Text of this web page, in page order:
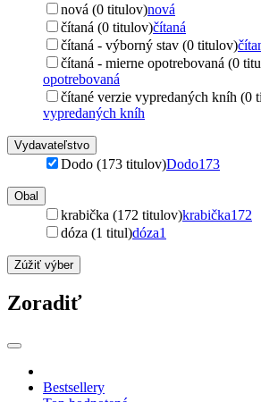
nová (0 titulov)nová
čítaná (0 titulov)čítaná
čítaná - výborný stav (0 titulov)
čítaná - mierne opotrebovaná (0
opotrebovaná
čítané verzie vypredaných kníh (0
vypredaných kníh
Vydavateľstvo
Dodo (173 titulov)Dodo173
Obal
krabička (172 titulov)krabička172
dóza (1 titul)dóza1
Zúžiť výber
Zoradiť
Bestsellery